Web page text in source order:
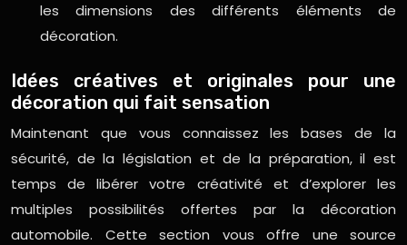
les dimensions des différents éléments de
décoration.
Idées créatives et originales pour une
décoration qui fait sensation
Maintenant que vous connaissez les bases de la
sécurité, de la législation et de la préparation, il est
temps de libérer votre créativité et d’explorer les
multiples possibilités offertes par la décoration
automobile. Cette section vous offre une source